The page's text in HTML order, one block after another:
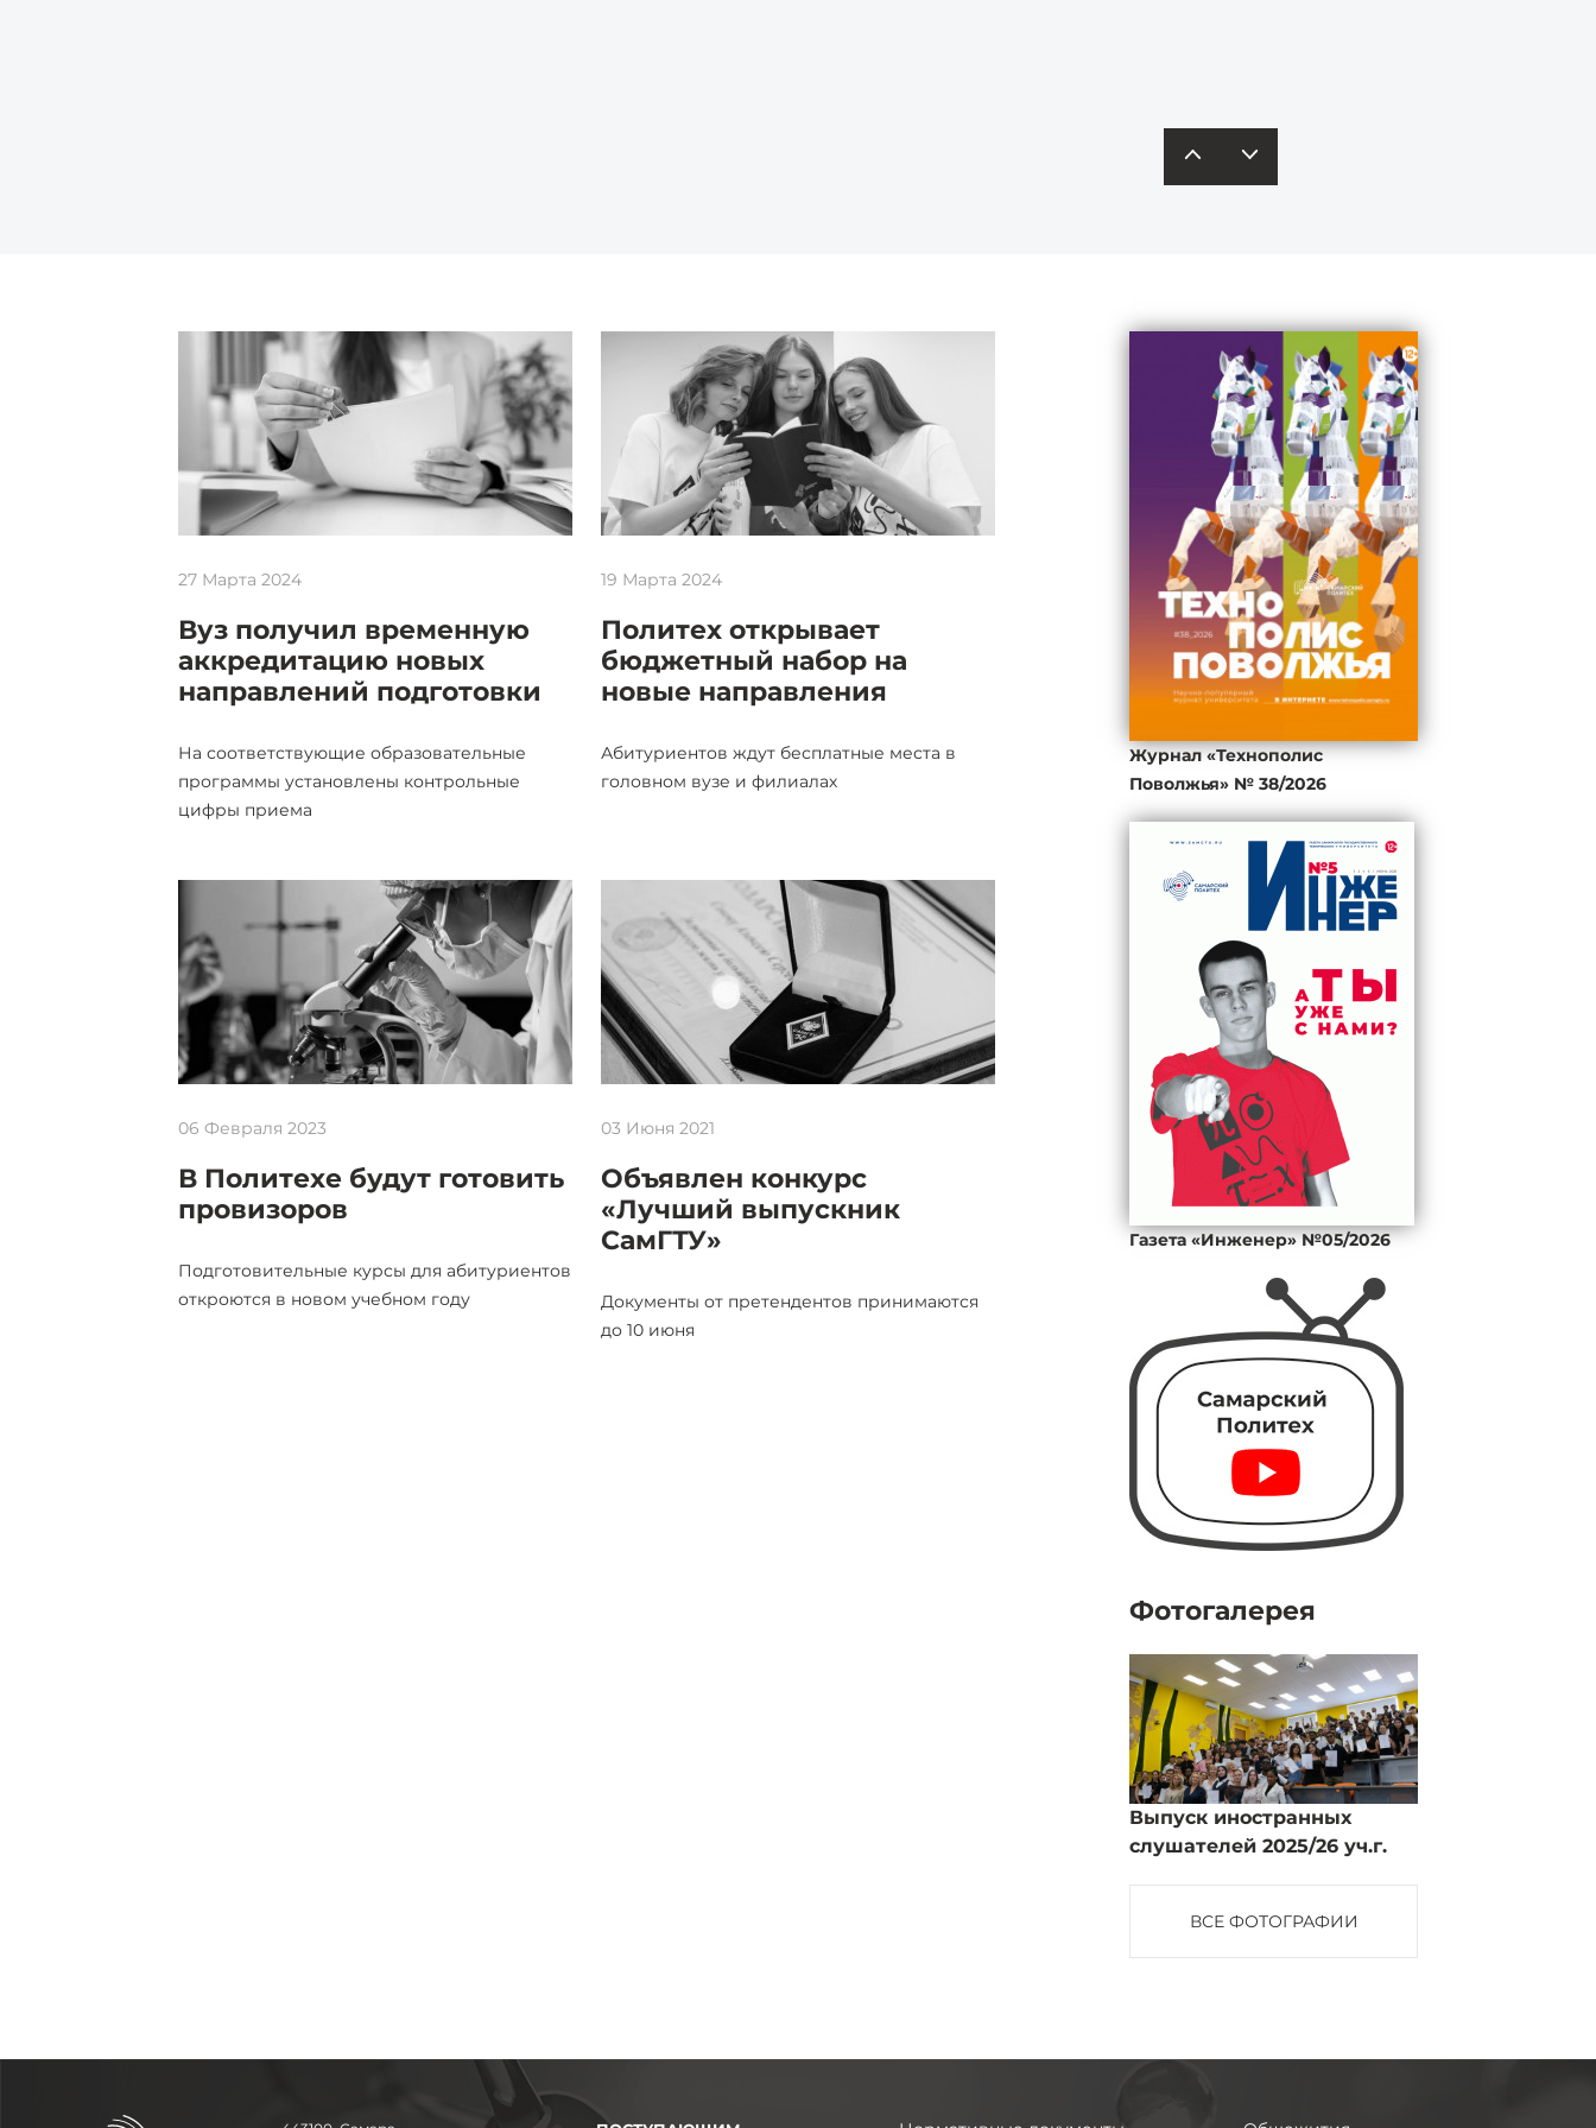
27 Марта 2024
Вуз получил временную
аккредитацию новых
направлений подготовки
На соответствующие образовательные
программы установлены контрольные
цифры приема
19 Марта 2024
Политех открывает
бюджетный набор на
новые направления
Абитуриентов ждут бесплатные места в
головном вузе и филиалах
06 Февраля 2023
В Политехе будут готовить
провизоров
Подготовительные курсы для абитуриентов
откроются в новом учебном году
03 Июня 2021
Объявлен конкурс
«Лучший выпускник
СамГТУ»
Документы от претендентов принимаются
до 10 июня
Журнал «Технополис
Поволжья» № 38/2026
Газета «Инженер» №05/2026
Фотогалерея
Выпуск иностранных
слушателей 2025/26 уч.г.
ВСЕ ФОТОГРАФИИ